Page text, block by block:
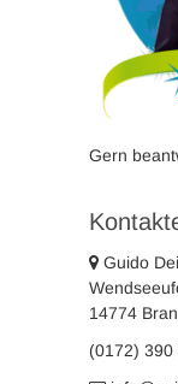
Gern
Guido
14774
(0172) 390